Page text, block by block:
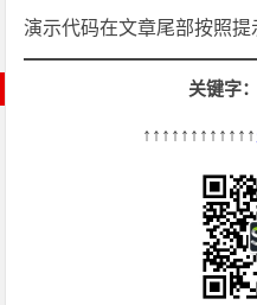
演示代码在文章尾部按照提
关键字：
↑↑↑↑↑↑↑↑↑↑↑↑